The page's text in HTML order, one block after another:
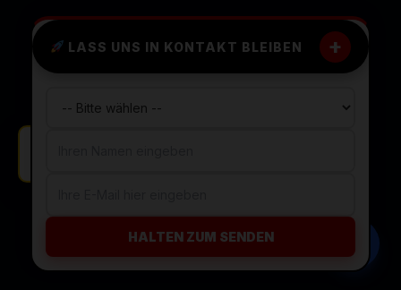
LASS UNS IN KONTAKT BLEIBEN +
HALTEN ZUM SENDEN